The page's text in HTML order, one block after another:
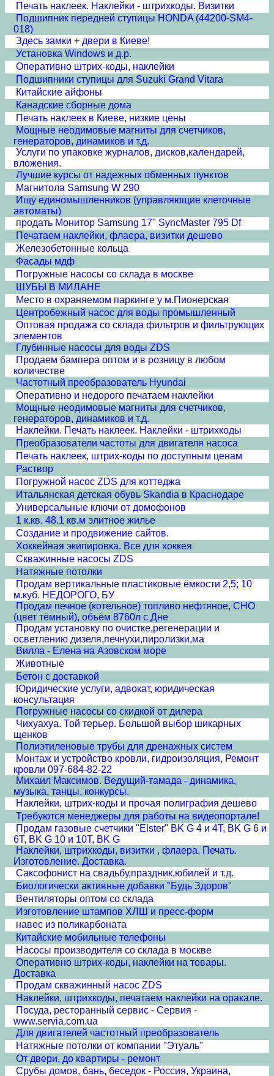
Печать наклеек. Наклейки - штрихкоды. Визитки
Подшипник передней ступицы HONDA (44200-SM4-
018)
Здесь замки + двери в Киеве!
Установка Windows и д.р.
Оперативно штрих-коды, наклейки
Подшипники ступицы для Suzuki Grand Vitara
Китайские айфоны
Канадские сборные дома
Печать наклеек в Киеве, низкие цены
Мощные неодимовые магниты для счетчиков,
генераторов, динамиков и т.д.
Услуги по упаковке журналов, дисков,календарей,
вложения.
Лучшие курсы от надежных обменных пунктов
Магнитола Samsung W 290
Ищу единомышленников (управляющие клеточные
автоматы)
продать Монитор Samsung 17" SyncMaster 795 Df
Печатаем наклейки, флаера, визитки дешево
Железобетонные кольца
Фасады мдф
Погружные насосы со склада в москве
ШУБЫ В МИЛАНЕ
Место в охраняемом паркинге у м.Пионерская
Центробежный насос для воды промышленный
Оптовая продажа со склада фильтров и фильтрующих
элементов
Глубинные насосы для воды ZDS
Продаем бампера оптом и в розницу в любом
количестве
Частотный преобразователь Hyundai
Оперативно и недорого печатаем наклейки
Мощные неодимовые магниты для счетчиков,
генераторов, динамиков и т.д.
Наклейки. Печать наклеек. Наклейки - штрихкоды
Преобразователи частоты для двигателя насоса
Печать наклеек, штрих-коды по доступным ценам
Раствор
Погружной насос ZDS для коттеджа
Итальянская детская обувь Skandia в Краснодаре
Универсальные ключи от домофонов
1 к.кв. 48.1 кв.м элитное жилье
Создание и продвижение сайтов.
Хоккейная экипировка. Все для хоккея
Скважинные насосы ZDS
Натяжные потолки
Продам вертикальные пластиковые ёмкости 2,5; 10
м.куб. НЕДОРОГО, БУ
Продам печное (котельное) топливо нефтяное, СНО
(цвет тёмный), объём 8760л с Дне
Продам установку по очистке,регенерации и
осветлению дизеля,печнухи,пиролизки,ма
Вилла - Елена на Азовском море
Животные
Бетон с доставкой
Юридические услуги, адвокат, юридическая
консультация
Погружные насосы со скидкой от дилера
Чихуахуа. Той терьер. Большой выбор шикарных
щенков
Полиэтиленовые трубы для дренажных систем
Монтаж и устройство кровли, гидроизоляция, Ремонт
кровли 097-684-82-22
Михаил Максимов. Ведущий-тамада - динамика,
музыка, танцы, конкурсы.
Наклейки, штрих-коды и прочая полиграфия дешево
Требуются менеджеры для работы на видеопортале!
Продам газовые счетчики "Elster" BK G 4 и 4T, BK G 6 и
6T, BK G 10 и 10T, BK G
Наклейки, штрихкоды, визитки , флаера. Печать.
Изготовление. Доставка.
Cаксофонист на свадьбу,праздник,юбилей и т.д.
Биологически активные добавки "Будь Здоров"
Вентиляторы оптом со склада
Изготовление штампов ХЛШ и пресс-форм
навес из поликарбоната
Китайские мобильные телефоны
Насосы производителя со склада в москве
Оперативно штрих-коды, наклейки на товары.
Доставка
Продам скважинный насос ZDS
Наклейки, штрихкоды, печатаем наклейки на оракале.
Посуда, ресторанный сервис - Сервия -
www.servia.com.ua
Для двигателей частотный преобразователь
Натяжные потолки от компании "Этуаль"
От двери, до квартиры - ремонт
Срубы домов, бань, беседок - Россия, Украина,